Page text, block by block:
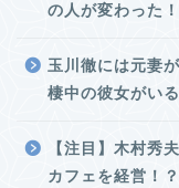
の人が変わった！
玉川徹には元妻
棲中の彼女がい
【注目】木村秀
カフェを経営！？